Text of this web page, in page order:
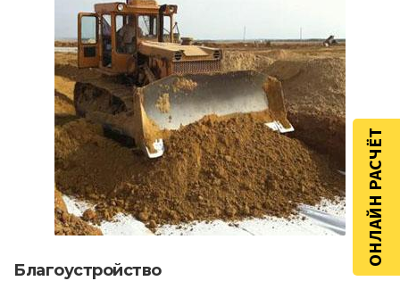
Благоустройство
ОНЛАЙН РАСЧЁТ